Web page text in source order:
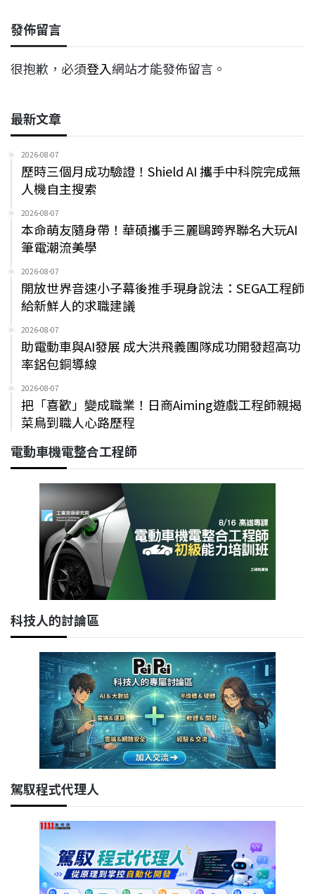
發佈留言
很抱歉，必須登入網站才能發佈留言。
最新文章
2026-08-07
歷時三個月成功驗證！Shield AI 攜手中科院完成無
人機自主搜索
2026-08-07
本命萌友隨身帶！華碩攜手三麗鷗跨界聯名大玩AI
筆電潮流美學
2026-08-07
開放世界音速小子幕後推手現身說法：SEGA工程師
給新鮮人的求職建議
2026-08-07
助電動車與AI發展 成大洪飛義團隊成功開發超高功
率鋁包銅導線
2026-08-07
把「喜歡」變成職業！日商Aiming遊戲工程師親揭
菜鳥到職人心路歷程
電動車機電整合工程師
科技人的討論區
駕馭程式代理人